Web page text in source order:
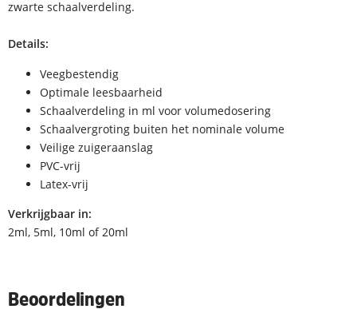
zwarte schaalverdeling.
Details:
Veegbestendig
Optimale leesbaarheid
Schaalverdeling in ml voor volumedosering
Schaalvergroting buiten het nominale volume
Veilige zuigeraanslag
PVC-vrij
Latex-vrij
Verkrijgbaar in:
2ml, 5ml, 10ml of 20ml
Beoordelingen